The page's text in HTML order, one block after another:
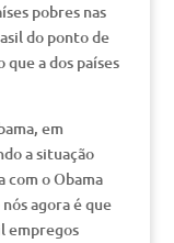
pobres nas
do ponto de
a dos países
em
a situação
com o Obama
agora é que
empregos